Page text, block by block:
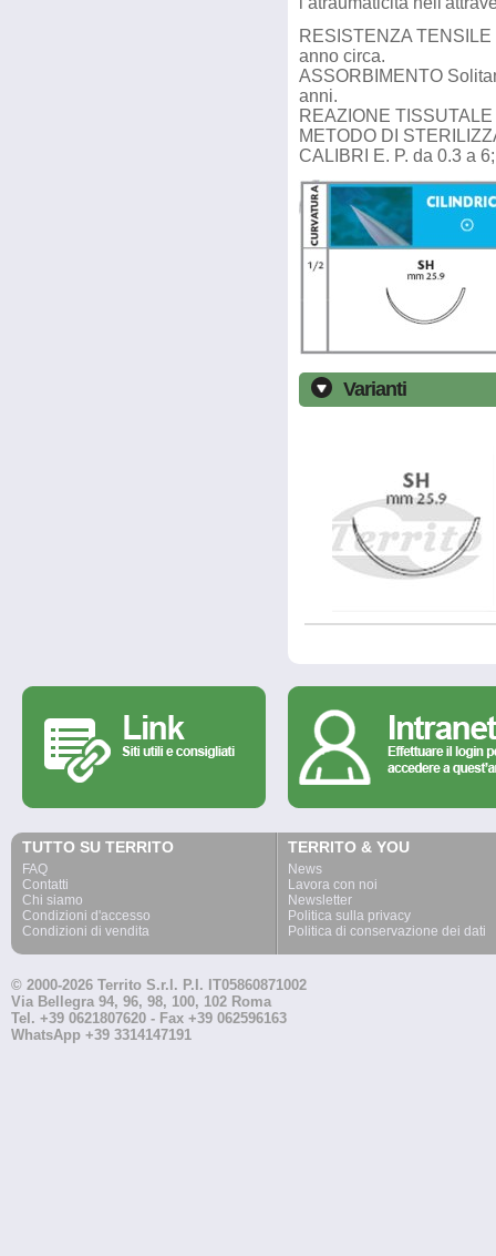
RESISTENZA
anno circa.
ASSORBIMENTO
anni.
REAZIONE
METODO DI
CALIBRI E. P. da 0.3 a
Varianti
TUTTO SU TERRITO
FAQ
Contatti
Chi siamo
Condizioni d'accesso
Condizioni di vendita
TERRITO & YOU
News
Lavora con noi
Newsletter
Politica sulla privacy
Politica di conservazione dei dati
© 2000-2026 Territo S.r.l. P.I. IT05860871002
Via Bellegra 94, 96, 98, 100, 102 Roma
Tel. +39 0621807620 - Fax +39 062596163
WhatsApp +39 3314147191